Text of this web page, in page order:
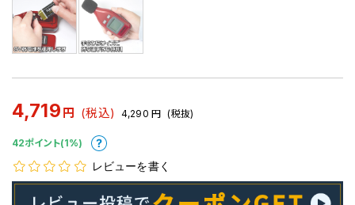
4,719 円 (税込) 4,290 円 (税抜)
42ポイント(1%)
レビューを書く